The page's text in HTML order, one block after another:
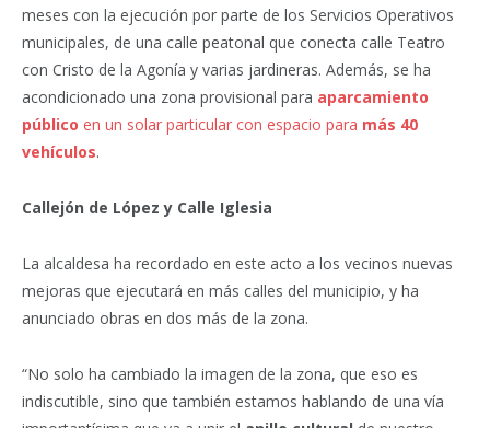
meses con la ejecución por parte de los Servicios Operativos
municipales, de una calle peatonal que conecta calle Teatro
con Cristo de la Agonía y varias jardineras. Además, se ha
acondicionado una zona provisional para aparcamiento
público en un solar particular con espacio para más 40
vehículos.
Callejón de López y Calle Iglesia
La alcaldesa ha recordado en este acto a los vecinos nuevas
mejoras que ejecutará en más calles del municipio, y ha
anunciado obras en dos más de la zona.
“No solo ha cambiado la imagen de la zona, que eso es
indiscutible, sino que también estamos hablando de una vía